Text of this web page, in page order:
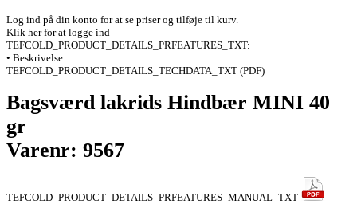
Log ind på din konto for at se priser og tilføje til kurv.
Klik her for at logge ind
TEFCOLD_PRODUCT_DETAILS_PRFEATURES_TXT:
• Beskrivelse
TEFCOLD_PRODUCT_DETAILS_TECHDATA_TXT (PDF)
Bagsværd lakrids Hindbær MINI 40
gr
Varenr: 9567
TEFCOLD_PRODUCT_DETAILS_PRFEATURES_MANUAL_TXT